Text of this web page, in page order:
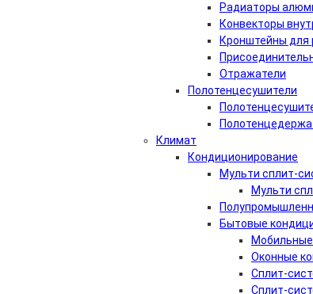
Радиаторы
Конвекторы
Кронштейны для
Отражатели
Полотенцесушители
Климат
Кондиционирование
Мульти сплит-
Мульти
Бытовые
Оконные
Сплит-
Сплит-